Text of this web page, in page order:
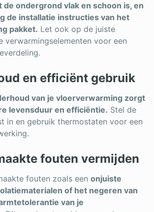
de ondergrond vlak en schoon is, en
de installatie instructies van het
pakket. Let ook op de juiste
verwarmingselementen voor een
en efficiënt gebruik
van je vloerverwarming zorgt
levensduur en efficiëntie. Stel de
in en gebruik thermostaten voor een
fouten vermijden
fouten zoals een onjuiste
of het negeren van
van je